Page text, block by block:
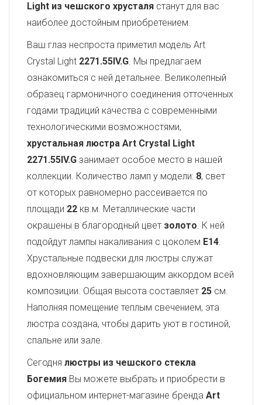
Light из чешского хрусталя станут для вас
наиболее достойным приобретением.
Ваш глаз неспроста приметил модель Art
Crystal Light 2271.55IV.G. Мы предлагаем
ознакомиться с ней детальнее. Великолепный
образец гармоничного соединения отточенных
годами традиций качества с современными
технологическими возможностями,
хрустальная люстра Art Crystal Light
2271.55IV.G занимает особое место в нашей
коллекции. Количество ламп у модели: 8, свет
от которых равномерно рассеивается по
площади 22 кв.м. Металлические части
окрашены в благородный цвет золото. К ней
подойдут лампы накаливания с цоколем E14.
Хрустальные подвески для люстры служат
вдохновляющим завершающим аккордом всей
композиции. Общая высота составляет 25 см.
Наполняя помещение теплым свечением, эта
люстра создана, чтобы дарить уют в гостиной,
спальне или зале.
Сегодня люстры из чешского стекла
Богемия Вы можете выбрать и приобрести в
официальном интернет-магазине бренда Art